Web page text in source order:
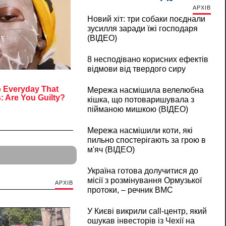
АРХІВ
АРХІВ
Новий хіт: три собаки поєднали
зусилля заради їжі господаря
(ВІДЕО)
8 несподівано корисних ефектів
відмови від твердого сиру
Мережа насмішила велелюбна
кішка, що потоваришувала з
пійманою мишкою (ВІДЕО)
Мережа насмішили коти, які
пильно спостерігають за грою в
м'яч (ВІДЕО)
Україна готова долучитися до
місії з розмінування Ормузької
протоки, – речник ВМС
У Києві викрили call-центр, який
ошукав інвесторів із Чехії на